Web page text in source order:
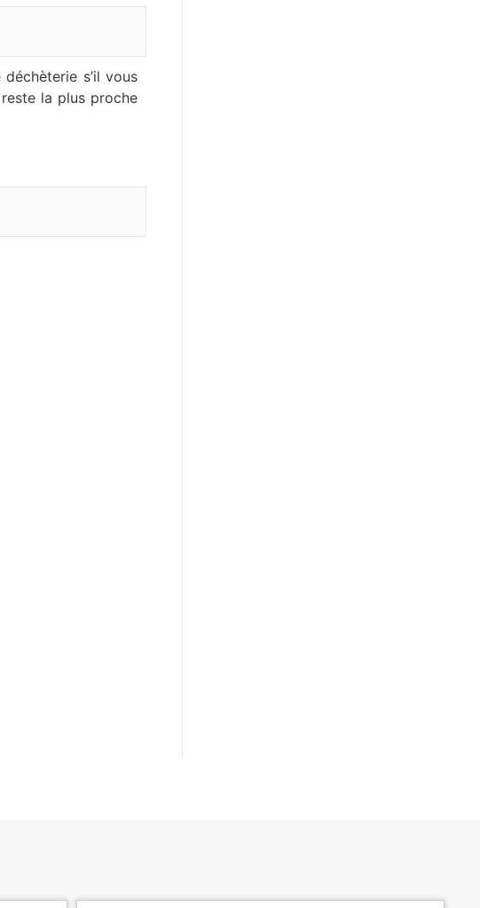
s’il vous
la plus proche